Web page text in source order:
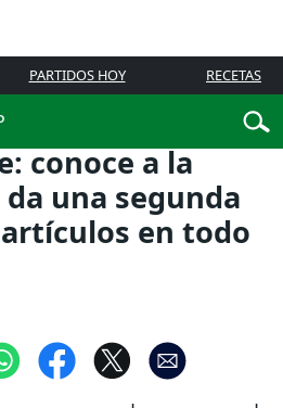
PARTIDOS HOY RECETAS
conoce a la
una segunda
en todo